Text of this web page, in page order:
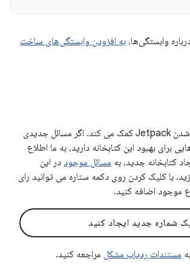
وابستگی‌ها، به افزودن وابستگی‌های ساخت
بازخورد شما به بهتر شدن Jetpack کمک می کند. اگر مسائل جدیدی
برای بهبود این کتابخانه دارید، به ما اطلاع
کتابخانه جدید، به مسائل موجود در این
با کلیک کردن روی دکمه ستاره می توانید رای
موجود اضافه کنید.
شماره جدید ایجاد کنید
مستندات ردیاب مشکل مراجعه کنید.